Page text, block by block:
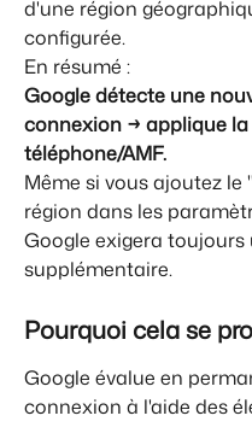
d'une région
configurée.
En résumé :
Google détecte une
connexion → applique
téléphone/AMF.
Même si vous ajoutez
région dans les
Google exigera toujours
supplémentaire.
Pourquoi cela se
Google évalue en
connexion à l'aide des